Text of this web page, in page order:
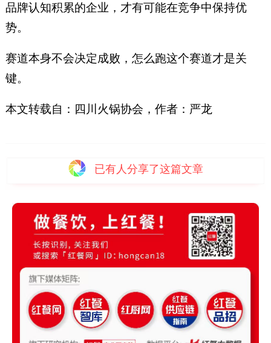
品牌认知积累的企业，才有可能在竞争中保持优
势。
赛道本身不会决定成败，怎么跑这个赛道才是关
键。
本文转载自：四川火锅协会，作者：严龙
已有 人分享了这篇文章